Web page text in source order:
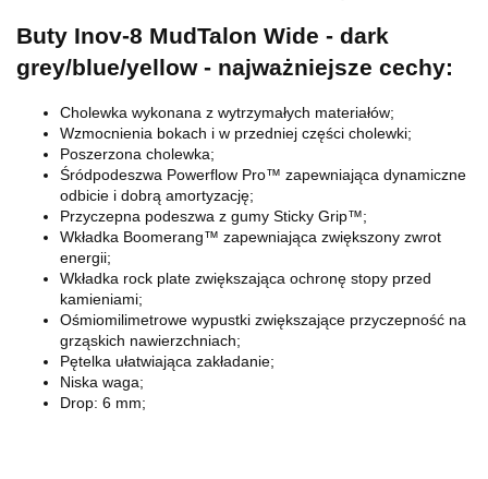
Buty Inov-8 MudTalon Wide - dark
grey/blue/yellow - najważniejsze cechy:
Cholewka wykonana z wytrzymałych materiałów;
Wzmocnienia bokach i w przedniej części cholewki;
Poszerzona cholewka;
Śródpodeszwa Powerflow Pro™ zapewniająca dynamiczne
odbicie i dobrą amortyzację;
Przyczepna podeszwa z gumy Sticky Grip™;
Wkładka Boomerang™ zapewniająca zwiększony zwrot
energii;
Wkładka rock plate zwiększająca ochronę stopy przed
kamieniami;
Ośmiomilimetrowe wypustki zwiększające przyczepność na
grząskich nawierzchniach;
Pętelka ułatwiająca zakładanie;
Niska waga;
Drop: 6 mm;